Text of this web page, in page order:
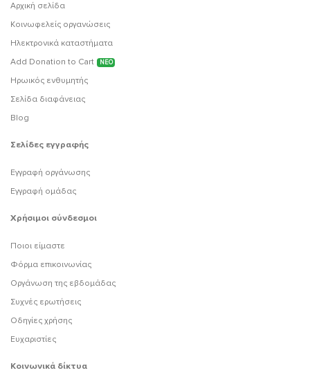
Αρχική σελίδα
Κοινωφελείς οργανώσεις
Ηλεκτρονικά καταστήματα
Add Donation to Cart
ΝΕΟ
Ηρωικός ενθυμητής
Σελίδα διαφάνειας
Blog
Σελίδες εγγραφής
Εγγραφή οργάνωσης
Εγγραφή ομάδας
Χρήσιμοι σύνδεσμοι
Ποιοι είμαστε
Φόρμα επικοινωνίας
Οργάνωση της εβδομάδας
Συχνές ερωτήσεις
Οδηγίες χρήσης
Ευχαριστίες
Κοινωνικά δίκτυα